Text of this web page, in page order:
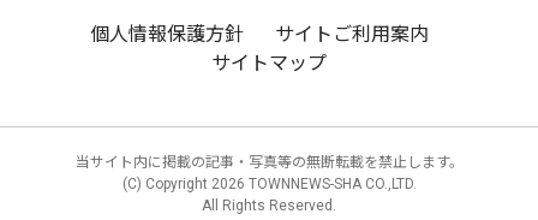
個人情報保護方針
サイトご利用案内
サイトマップ
当サイト内に掲載の記事・写真等の無断転載を禁止します。
(C) Copyright 2026 TOWNNEWS-SHA CO.,LTD.
All Rights Reserved.